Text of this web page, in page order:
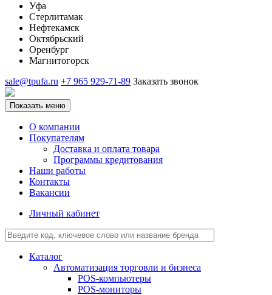
Уфа
Стерлитамак
Нефтекамск
Октябрьский
Оренбург
Магнитогорск
sale@tpufa.ru +7 965 929-71-89 Заказать звонок
Показать меню
О компании
Покупателям
Доставка и оплата товара
Программы кредитования
Наши работы
Контакты
Вакансии
Личный кабинет
Каталог
Автоматизация торговли и бизнеса
POS-компьютеры
POS-мониторы